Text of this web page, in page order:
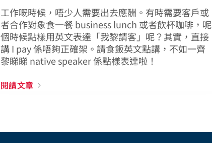
工作嘅時候，唔少人需要出去應酬。有時需要客戶或
者合作對象食一餐 business lunch 或者飲杯咖啡，呢
個時候點樣用英文表達「我黎請客」呢？其實，直接
講 I pay 係唔夠正確架。請食飯英文點講，不如一齊
黎睇睇 native speaker 係點樣表達啦！
閱讀文章